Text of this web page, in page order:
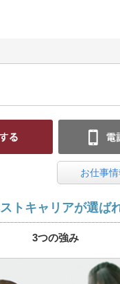
お仕事
トキャリアが選ば
3つの強み